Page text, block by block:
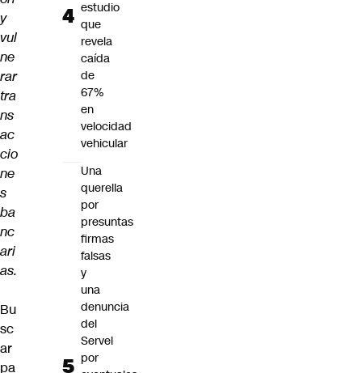
y
vul
ne
rar
tra
ns
ac
cio
ne
s
ba
nc
ari
as.
Bu
sc
ar
pa
estudio
que
revela
caída
de
67%
en
velocidad
vehicular
Una
querella
por
presuntas
firmas
falsas
y
una
denuncia
del
Servel
por